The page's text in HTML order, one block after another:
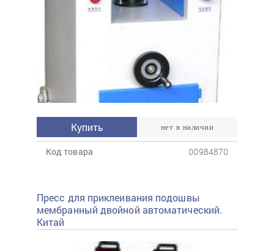
Купить нет в наличии
Код товара 00984870
Пресс для приклеивания подошвы
мембранный двойной автоматический.
Китай